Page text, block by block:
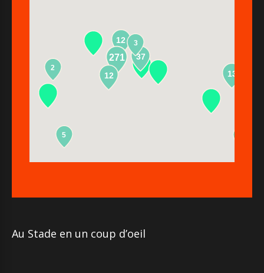
12
271
13
37
2
5
12
3
Au Stade en un coup d’oeil